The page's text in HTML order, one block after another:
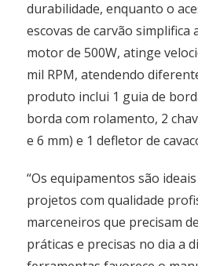
durabilidade, enquanto o
escovas de carvão simplifica
motor de 500W, atinge
mil RPM, atendendo
produto inclui 1 guia de
borda com rolamento, 2
e 6 mm) e 1 defletor de
“Os equipamentos são
projetos com qualidade
marceneiros que precisam
práticas e precisas no dia a